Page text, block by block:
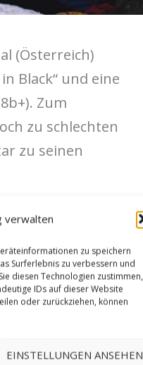
verwalten
zu speichern
Surferlebnis zu verbessern und
diesen Technologien zustimmen,
IDs auf dieser Website
oder zurückziehen, können
EINSTELLUNGEN ANSEHEN
(Österreich)
Black“ und eine
Zum
zu schlechten
zu seinen
This line is
today as
cold, but I’ve
30 minutes to
back into the
I feel